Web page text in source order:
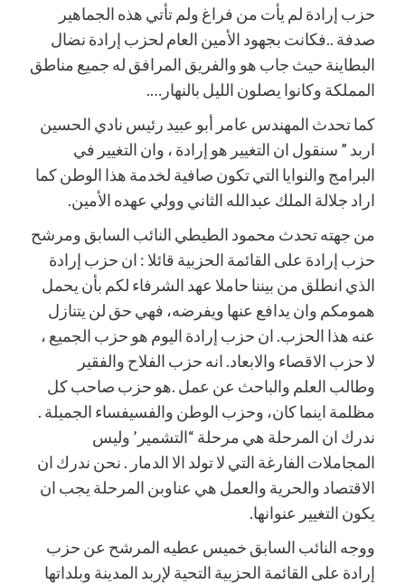
حزب إرادة لم يأت من فراغ ولم تأتي هذه الجماهير
صدفة ..فكانت بجهود الأمين العام لحزب إرادة نضال
البطاينة حيث جاب هو والفريق المرافق له جميع مناطق
المملكة وكانوا يصلون الليل بالنهار….
كما تحدث المهندس عامر أبو عبيد رئيس نادي الحسين
اربد ” سنقول ان التغيير هو إرادة ، وان التغيير في
البرامج والنوايا التي تكون صافية لخدمة هذا الوطن كما
اراد جلالة الملك عبدالله الثاني وولي عهده الأمين.
من جهته تحدث محمود الطيطي النائب السابق ومرشح
حزب إرادة على القائمة الحزبية قائلا : ان حزب إرادة
الذي انطلق من بيننا حاملا عهد الشرفاء لكم بأن يحمل
همومكم وان يدافع عنها ويفرضه، فهي حق لن يتنازل
عنه هذا الحزب. ان حزب إرادة اليوم هو حزب الجميع ،
لا حزب الاقصاء والابعاد. انه حزب الفلاح والفقير
وطالب العلم والباحث عن عمل .هو حزب صاحب كل
مظلمة اينما كان، وحزب الوطن والفسيفساء الجميلة .
ندرك ان المرحلة هي مرحلة “التشمير’ وليس
المجاملات الفارغة التي لا تولد الا الدمار . نحن ندرك ان
الاقتصاد والحرية والعمل هي عناوبن المرحلة يجب ان
يكون التغيير عنوانها.
ووجه النائب السابق خميس عطيه المرشح عن حزب
إرادة على القائمة الحزبية التحية لإربد المدينة وبلداتها